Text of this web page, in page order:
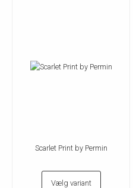
Scarlet Print by Permin
Vælg variant